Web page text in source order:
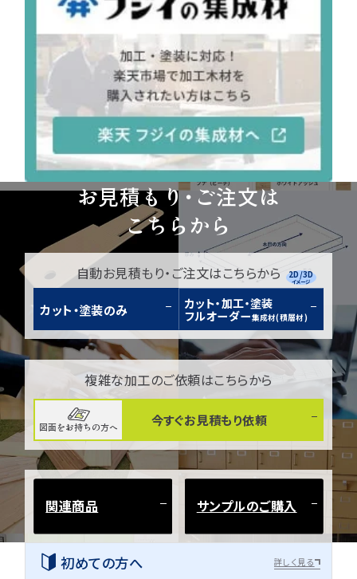
お見積もり・ご注文は
こちらから
自動お見積もり・ご注文はこちらから
カット・塗装のみ
カット・加工・塗装
フルオーダー集成材(積層材)
2D/3D
イメージ
複雑な加工のご依頼はこちらから
図面をお持ちの方へ 今すぐお見積もり依頼
関連商品 サンプルのご購入
初めての方へ 詳しく見る